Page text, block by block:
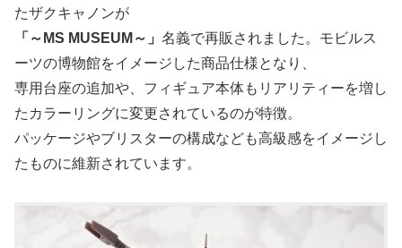
たザクキャノンが
「～MS MUSEUM～」 名義で再販されました。モビルス
ーツの博物館をイメージした商品仕様となり、
専用台座の追加や、フィギュア本体もリアリティーを増し
たカラーリングに変更されているのが特徴。
パッケージやブリスターの構成なども高級感をイメージし
たものに維新されています。